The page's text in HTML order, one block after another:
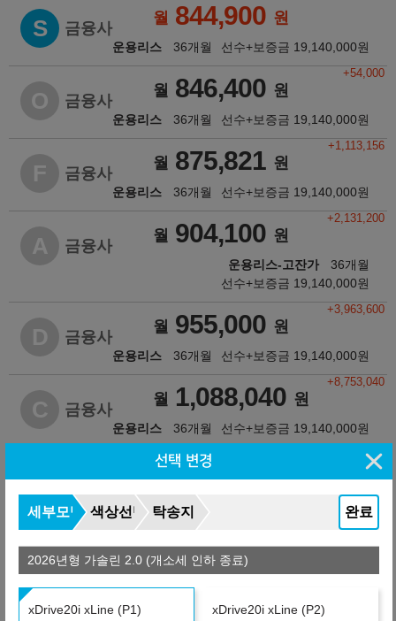
S 금융사
운용리스
월 844,900 원
36개월 선수+보증금 19,140,000원
O 금융사
운용리스
월 846,400 원
+54,000
36개월 선수+보증금 19,140,000원
F 금융사
운용리스
월 875,821 원
+1,113,156
36개월 선수+보증금 19,140,000원
A 금융사
운용리스-고잔가
월 904,100 원
+2,131,200
36개월
선수+보증금 19,140,000원
D 금융사
운용리스
월 955,000 원
+3,963,600
36개월 선수+보증금 19,140,000원
C 금융사
운용리스
월 1,088,040 원
+8,753,040
36개월 선수+보증금 19,140,000원
A 금융사
운용리스
월 1,101,900
+9,252,000
36개월 19,140,000원
선택 변경
세부모델 색상선택 탁송지역 완료
2026년형 가솔린 2.0 (개소세 인하 종료)
xDrive20i xLine (P1) xDrive20i xLine (P2)